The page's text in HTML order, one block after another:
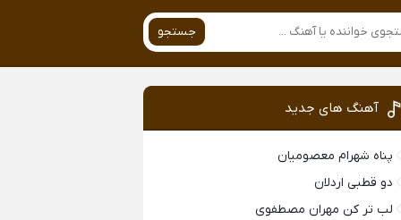
جستجو
آهنگ های جدید
پناه شهرام معصومیان
دو قطبی اردلان
لب تر کن مهران مصطفوی